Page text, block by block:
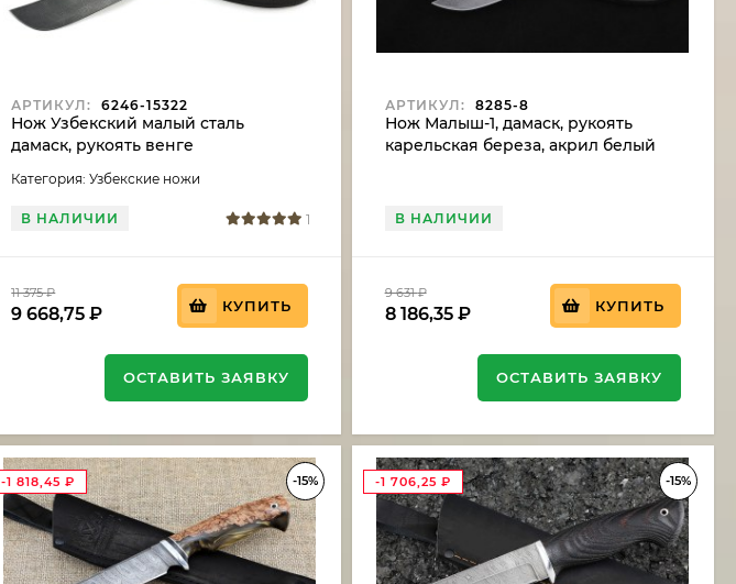
АРТИКУЛ: 6246-15322
Нож Узбекский малый сталь
дамаск, рукоять венге
Категория: Узбекские ножи
В НАЛИЧИИ 1
11 375₽
9 668,75₽ КУПИТЬ
ОСТАВИТЬ ЗАЯВКУ
АРТИКУЛ: 8285-8
Нож Малыш-1, дамаск, рукоять
карельская береза, акрил белый
В НАЛИЧИИ
9 631₽
8 186,35 ₽ КУПИТЬ
ОСТАВИТЬ ЗАЯВКУ
-15%
-1 818,45₽ -15%
-1 706,25 ₽